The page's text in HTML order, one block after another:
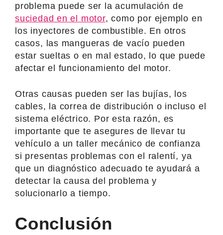
problema puede ser la acumulación de
suciedad en el motor, como por ejemplo en
los inyectores de combustible. En otros
casos, las mangueras de vacío pueden
estar sueltas o en mal estado, lo que puede
afectar el funcionamiento del motor.
Otras causas pueden ser las bujías, los
cables, la correa de distribución o incluso el
sistema eléctrico. Por esta razón, es
importante que te asegures de llevar tu
vehículo a un taller mecánico de confianza
si presentas problemas con el ralentí, ya
que un diagnóstico adecuado te ayudará a
detectar la causa del problema y
solucionarlo a tiempo.
Conclusión